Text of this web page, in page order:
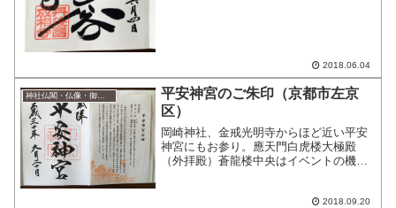
2018.06.04
平安神宮のご朱印（京都市左京
区）
岡崎神社、金戒光明寺からほど近い平安
神宮にもお参り。應天門白虎楼大極殿
（外拝殿）蒼龍楼中央はイベントの機材
っていたけれど外国人観光客も含め少し
2018.09.20